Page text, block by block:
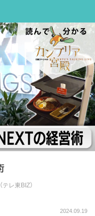
レ東BIZ）
2024.09.19